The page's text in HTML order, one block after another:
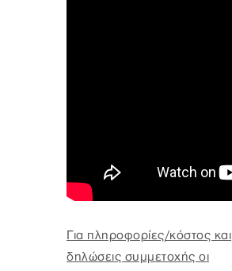
Για πληροφορίες/κόστος και
δηλώσεις συμμετοχής οι